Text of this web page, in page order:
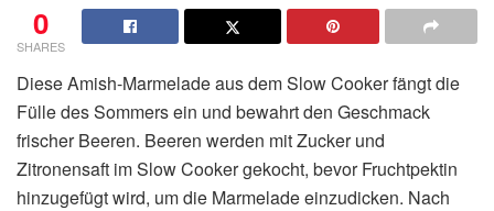
0
SHARES
Diese Amish-Marmelade aus dem Slow Cooker fängt die
Fülle des Sommers ein und bewahrt den Geschmack
frischer Beeren. Beeren werden mit Zucker und
Zitronensaft im Slow Cooker gekocht, bevor Fruchtpektin
hinzugefügt wird, um die Marmelade einzudicken. Nach